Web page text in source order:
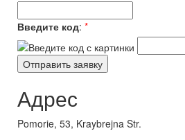
Введите код: *
Адрес
Pomorie, 53, Kraybrejna Str.